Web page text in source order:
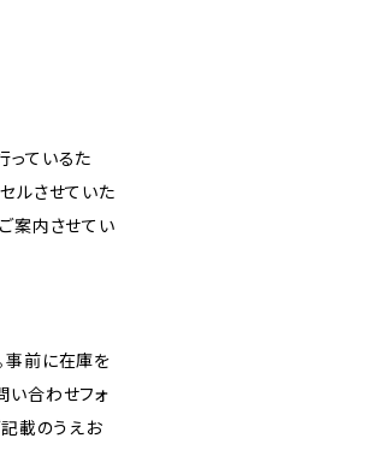
っているた
ルさせていた
案内させてい
事前に在庫を
い合わせフォ
記載のうえお